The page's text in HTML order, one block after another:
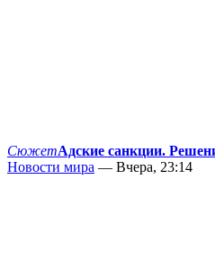
СюжетАдские санкции.
Новости мира — Вчера, 23:14